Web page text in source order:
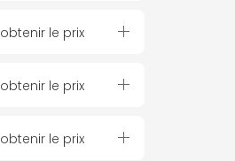
obtenir le prix
obtenir le prix
obtenir le prix